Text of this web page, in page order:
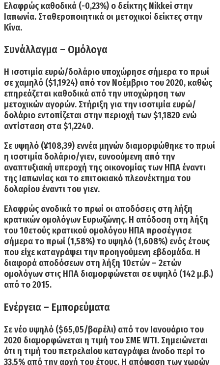
Ελαφρώςκαθοδικά (-0,23%) ο δείκτης Nikkei στην
Ιαπωνία. Σταθεροποιητικά οι μετοχικοί δείκτες στην
Κίνα.
Συνάλλαγμα – Ομόλογα
Η ισοτιμία ευρώ/δολάριο υποχώρησε σήμερα το πρωί
σε χαμηλό ($1,1924) από τον Νοέμβριο του 2020, καθώς
επηρεάζεται καθοδικά από την υποχώρηση των
μετοχικών αγορών. Στήριξη για την ισοτιμία ευρώ/
δολάριο εντοπίζεται στην περιοχή των $1,1820 ενώ
αντίσταση στα $1,2240.
Σε υψηλό (¥108,39) εννέα μηνών διαμορφώθηκε το πρωί
η ισοτιμία δολάριο/γιεν, ευνοούμενη από την
αναπτυξιακή υπεροχή της οικονομίας των ΗΠΑ έναντι
της Ιαπωνίας και το επιτοκιακό πλεονέκτημα του
δολαρίου έναντι του γιεν.
Ελαφρώς ανοδικά το πρωί οι αποδόσεις στη λήξη
κρατικών ομολόγων Ευρωζώνης. Η απόδοση στη λήξη
του 10ετούς κρατικού ομολόγου ΗΠΑπροσέγγισε
σήμερα το πρωί (1,58%) το υψηλό (1,608%) ενός έτους
που είχε καταγράψει την προηγούμενη εβδομάδα. Η
διαφορά αποδόσεων στη λήξη 10ετών – 2ετών
ομολόγων στις ΗΠΑ διαμορφώνεται σε υψηλό (142 μ.β.)
από το 2015.
Ενέργεια – Εμπορεύματα
Σενέο υψηλό ($65,05/βαρέλι) από τον Ιανουάριο του
2020 διαμορφώνεται η τιμή του ΣΜΕ WTI. Σημειώνεται
ότιη τιμή του πετρελαίου καταγράφει άνοδο περί το
33,5% από την αρχή του έτους. Η απόφαση των χωρών